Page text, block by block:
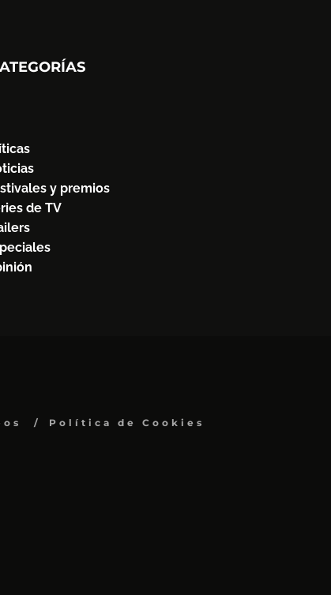
y premios
de TV
Política de Cookies